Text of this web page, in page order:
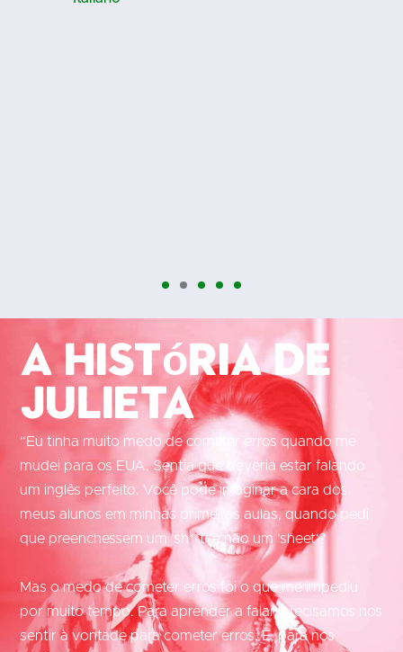
A história de
Julieta
“Eu tinha muito medo de cometer erros quando me
mudei para os EUA. Sentia que deveria estar falando
um inglês perfeito. Você pode imaginar a cara dos
meus alunos em minhas primeiras aulas, quando pedi
que preenchessem um ’sh**t‘ e não um ’sheet‘?
Mas o medo de cometer erros foi o que me impediu
por muito tempo. Para aprender a falar, precisamos nos
sentir à vontade para cometer erros. E, para nos